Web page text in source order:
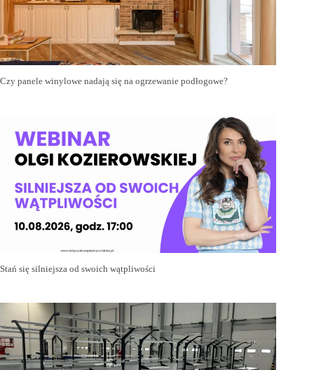
Czy panele winylowe nadają się na ogrzewanie podłogowe?
Stań się silniejsza od swoich wątpliwości